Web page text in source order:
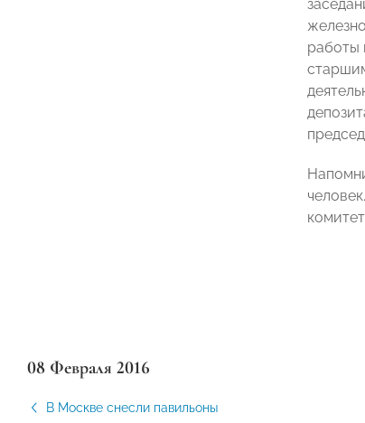
работы
08 Февраля 2016
В Москве снесли павильоны